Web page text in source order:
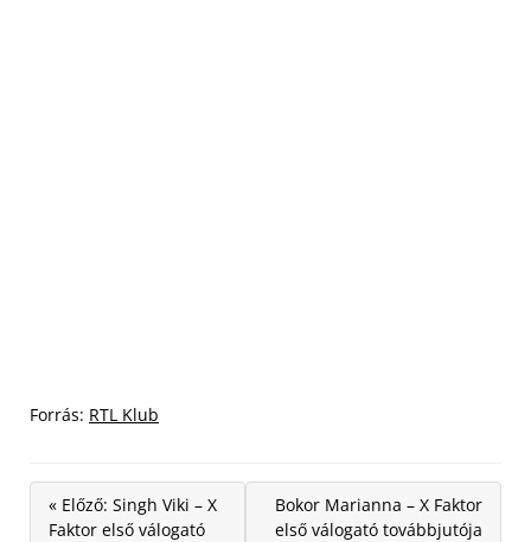
Forrás: RTL Klub
« Előző: Singh Viki – X
Faktor első válogató
Bokor Marianna – X Faktor
első válogató továbbjutója